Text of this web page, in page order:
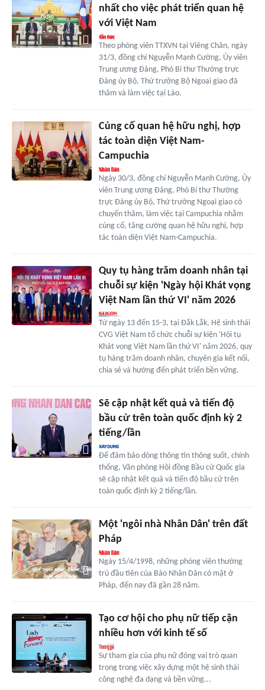
nhất cho việc phát triển quan hệ
với Việt Nam
Theo phóng viên TTXVN tại Viêng Chăn, ngày
31/3, đồng chí Nguyễn Mạnh Cường, Ủy viên
Trung ương Đảng, Phó Bí thư Thường trực
Đảng ủy Bộ, Thứ trưởng Bộ Ngoại giao đã
thăm và làm việc tại Lào.
Củng cố quan hệ hữu nghị, hợp
tác toàn diện Việt Nam-
Campuchia
Ngày 30/3, đồng chí Nguyễn Mạnh Cường, Ủy
viên Trung ương Đảng, Phó Bí thư Thường
trực Đảng ủy Bộ, Thứ trưởng Ngoại giao có
chuyến thăm, làm việc tại Campuchia nhằm
củng cố, tăng cường quan hệ hữu nghị, hợp
tác toàn diện Việt Nam-Campuchia.
Quy tụ hàng trăm doanh nhân tại
chuỗi sự kiện 'Ngày hội Khát vọng
Việt Nam lần thứ VI' năm 2026
Từ ngày 13 đến 15-3, tại Đắk Lắk, Hệ sinh thái
CVG Việt Nam tổ chức chuỗi sự kiện 'Hội tụ
Khát vọng Việt Nam lần thứ VI' năm 2026, quy
tụ hàng trăm doanh nhân, chuyên gia kết nối,
chia sẻ và hướng đến phát triển bền vững.
Sẽ cập nhật kết quả và tiến độ
bầu cử trên toàn quốc định kỳ 2
tiếng/lần
Để đảm bảo dòng thông tin thông suốt, chính
thống, Văn phòng Hội đồng Bầu cử Quốc gia
sẽ cập nhật kết quả và tiến độ bầu cử trên
toàn quốc định kỳ 2 tiếng/lần.
Một 'ngôi nhà Nhân Dân' trên đất
Pháp
Ngày 15/4/1998, những phóng viên thường
trú đầu tiên của Báo Nhân Dân có mặt ở
Pháp, đến nay đã gần 28 năm.
Tạo cơ hội cho phụ nữ tiếp cận
nhiều hơn với kinh tế số
Sự tham gia của phụ nữ đóng vai trò quan
trọng trong việc xây dựng một hệ sinh thái
công nghệ đa dạng và bền vững...